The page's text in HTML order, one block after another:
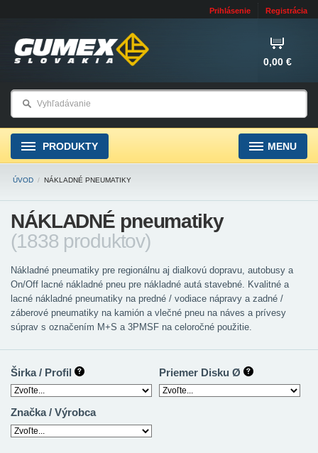
Prihlásenie Registrácia
0,00 €
PRODUKTY MENU
ÚVOD / NÁKLADNÉ PNEUMATIKY
NÁKLADNÉ pneumatiky
(1838 produktov)
Nákladné pneumatiky pre regionálnu aj dialkovú dopravu, autobusy a
On/Off lacné nákladné pneu pre nákladné autá stavebné. Kvalitné a
lacné nákladné pneumatiky na predné / vodiace nápravy a zadné /
záberové pneumatiky na kamión a vlečné pneu na náves a prívesy
súprav s označením M+S a 3PMSF na celoročné použitie.
Širka / Profil Priemer Disku Ø
Značka / Výrobca